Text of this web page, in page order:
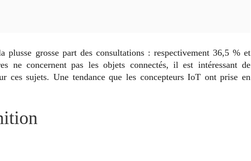
plusse grosse part des consultations : respectivement 36,5 % et
ne concernent pas les objets connectés, il est intéressant de
ces sujets. Une tendance que les concepteurs IoT ont prise en